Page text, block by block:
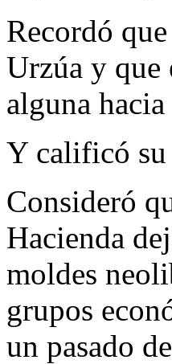
Recordó
Urzúa y que
alguna
Y calificó su
Consideró
Hacienda
moldes
grupos
un pasado